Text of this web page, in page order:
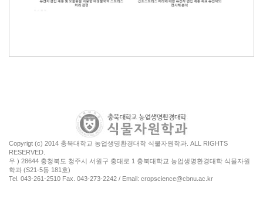
Copyrigt (c) 2014 충북대학교 농업생명환경대학 식물자원학과. ALL RIGHTS
RESERVED.
우 ) 28644 충청북도 청주시 서원구 충대로 1 충북대학교 농업생명환경대학 식물자원
학과 (S21-5동 181호)
Tel. 043-261-2510 Fax. 043-273-2242 / Email: cropscience@cbnu.ac.kr